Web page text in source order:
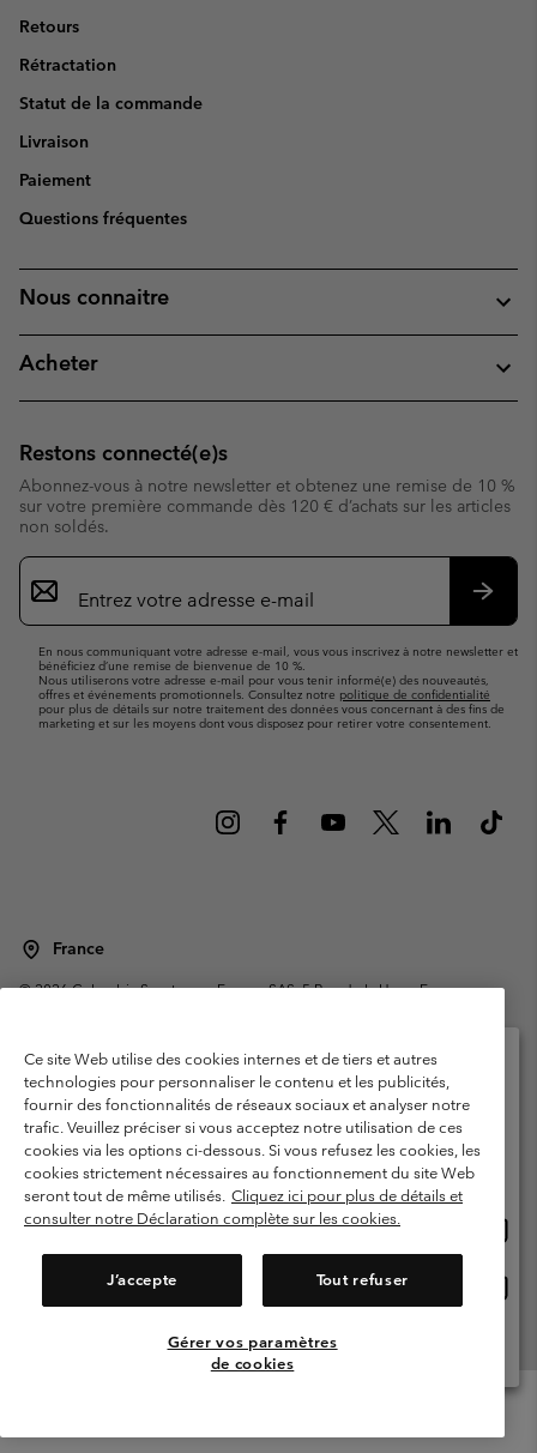
Retours
Rétractation
Statut de la commande
Livraison
Paiement
Questions fréquentes
Nous connaitre
Acheter
Restons connecté(e)s
Abonnez-vous à notre newsletter et obtenez une remise de 10 %
sur votre première commande dès 120 € d’achats sur les articles
non soldés.
Inscription
par
e-
En nous communiquant votre adresse e-mail, vous vous inscrivez à notre newsletter et
bénéficiez d’une remise de bienvenue de 10 %.
Nous utiliserons votre adresse e-mail pour vous tenir informé(e) des nouveautés,
offres et événements promotionnels. Consultez notre politique de confidentialité
pour plus de détails sur notre traitement des données vous concernant à des fins de
marketing et sur les moyens dont vous disposez pour retirer votre consentement.
France
©2026Columbia Sportswear Europe SAS. 5 Rue de la Haye, Espace
Garanties Légales
Politique de confidentialité
Conditions d'utilisation - Membres
Conditions D'utilisation - Contenu généré par l'utilisateur
Impressum
Cookies
Public CBCR
Ce site Web utilise des cookies internes et de tiers et autres
technologies pour personnaliser le contenu et les publicités,
fournir des fonctionnalités de réseaux sociaux et analyser notre
trafic. Veuillez préciser si vous acceptez notre utilisation de ces
cookies via les options ci-dessous. Si vous refusez les cookies, les
cookies strictement nécessaires au fonctionnement du site Web
seront tout de même utilisés. Cliquez ici pour plus de détails et
consulter notre Déclaration complète sur les cookies.
J’accepte Tout refuser
Gérer vos paramètres
de cookies
Veuillez sélectionner votre pays d’expédition et
votre langue
Achats en ligne disponibles
United States
ligne
France
Voir Tous Les Pays